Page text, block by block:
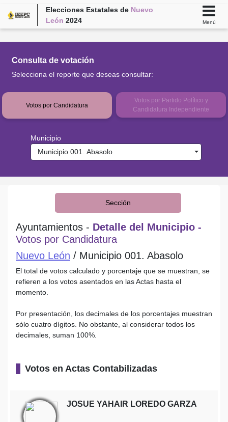
Elecciones Estatales de Nuevo
León 2024 Menú
Consulta de votación
Selecciona el reporte que deseas consultar:
Votos por Candidatura
Votos por Partido Político y
Candidatura Independiente
Municipio
Municipio 001. Abasolo
Sección
Ayuntamientos - Detalle del Municipio -
Votos por Candidatura
Nuevo León / Municipio 001. Abasolo
El total de votos calculado y porcentaje que se muestran, se
refieren a los votos asentados en las Actas hasta el
momento.
Por presentación, los decimales de los porcentajes muestran
sólo cuatro dígitos. No obstante, al considerar todos los
decimales, suman 100%.
Votos en Actas Contabilizadas
JOSUE YAHAIR LOREDO GARZA